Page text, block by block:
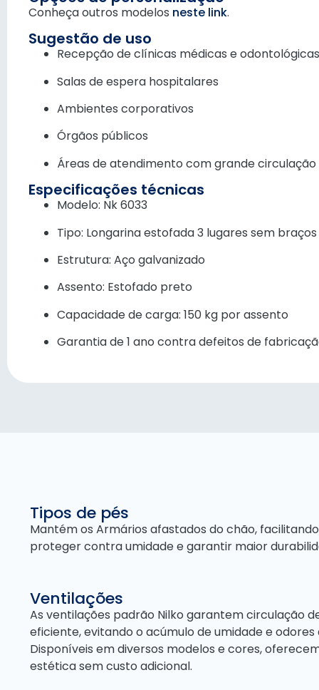
Conheça outros modelos neste link.
Sugestão de uso
Recepção de clínicas médicas e odontológicas
Salas de espera hospitalares
Ambientes corporativos
Órgãos públicos
Áreas de atendimento com grande circulação
Especificações técnicas
Modelo: Nk 6033
Tipo: Longarina estofada 3 lugares sem braços
Estrutura: Aço galvanizado
Assento: Estofado preto
Capacidade de carga: 150 kg por assento
Garantia de 1 ano contra defeitos de
Tipos de pés
Mantém os Armários afastados do chão,
proteger contra umidade e garantir maior
Ventilações
As ventilações padrão Nilko garantem circulação
eficiente, evitando o acúmulo de umidade e
Disponíveis em diversos modelos e cores,
estética sem custo adicional.